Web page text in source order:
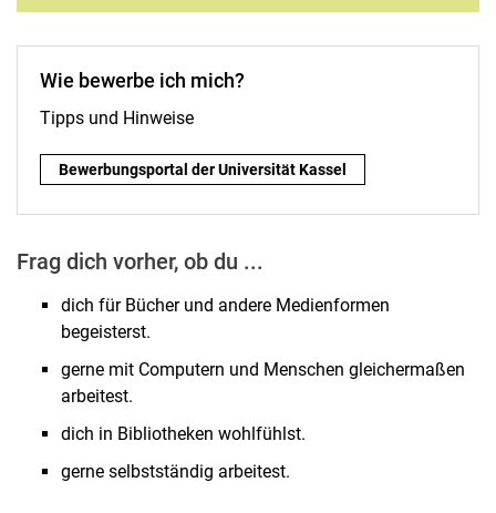
Wie be­wer­be ich mich?
Tipps und Hin­wei­se
Wie be­wer­be ich mich? :
Be­wer­bungspor­tal der Universität Kas­sel
Frag dich vor­her, ob du ...
dich für Bücher und andere Medienformen
begeisterst.
gerne mit Computern und Menschen gleichermaßen
arbeitest.
dich in Bibliotheken wohlfühlst.
gerne selbstständig arbeitest.